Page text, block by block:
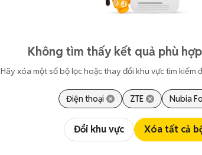
Không tìm thấy kết quả phù
Hãy xóa một số bộ lọc hoặc thay đổi khu vực tìm kiếm
Điện thoại ZTE Nubia
Đổi khu vực Xóa tất cả